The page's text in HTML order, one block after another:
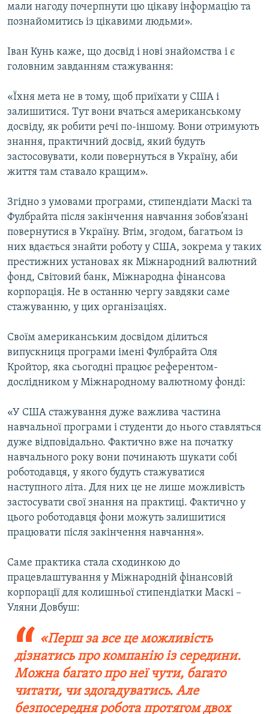
мали нагоду почерпнути цю цікаву інформацію та
познайомитись із цікавими людьми».
Іван Кунь каже, що досвід і нові знайомства і є
головним завданням стажування:
«Їхня мета не в тому, щоб приїхати у США і
залишитися. Тут вони вчаться американському
досвіду, як робити речі по-іншому. Вони отримують
знання, практичний досвід, який будуть
застосовувати, коли повернуться в Україну, аби
життя там ставало кращим».
Згідно з умовами програми, стипендіати Маскі та
Фулбрайта після закінчення навчання зобов’язані
повернутися в Україну. Втім, згодом, багатьом із
них вдається знайти роботу у США, зокрема у таких
престижних установах як Міжнародний валютний
фонд, Світовий банк, Міжнародна фінансова
корпорація. Не в останню чергу завдяки саме
стажуванню, у цих організаціях.
Своїм американським досвідом ділиться
випускниця програми імені Фулбрайта Оля
Кройтор, яка сьогодні працює референтом-
дослідником у Міжнародному валютному фонді:
«У США стажування дуже важлива частина
навчальної програми і студенти до нього ставляться
дуже відповідально. Фактично вже на початку
навчального року вони починають шукати собі
роботодавця, у якого будуть стажуватися
наступного літа. Для них це не лише можливість
застосувати свої знання на практиці. Фактично у
цього роботодавця фони можуть залишитися
працювати після закінчення навчання».
Саме практика стала сходинкою до
працевлаштування у Міжнародній фінансовій
корпорації для колишньої стипендіатки Маскі –
Уляни Довбуш:
«Перш за все це можливість
дізнатись про компанію із середини.
Можна багато про неї чути, багато
читати, чи здогадуватись. Але
безпосередня робота протягом двох